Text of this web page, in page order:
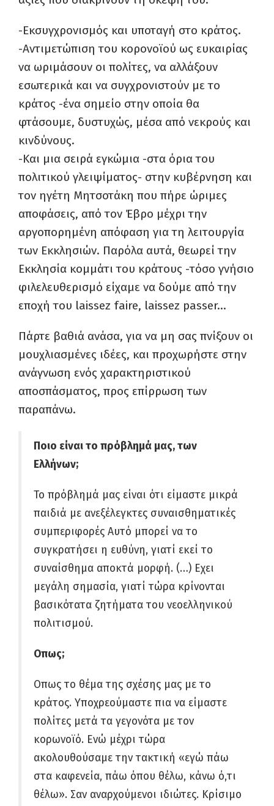
-Εκσυγχρονισμός και υποταγή στο κράτος.
-Αντιμετώπιση του κορονοϊού ως ευκαιρίας
να ωριμάσουν οι πολίτες, να αλλάξουν
εσωτερικά και να συγχρονιστούν με το
κράτος -ένα σημείο στην οποία θα
φτάσουμε, δυστυχώς, μέσα από νεκρούς και
κινδύνους.
-Και μια σειρά εγκώμια -στα όρια του
πολιτικού γλειψίματος- στην κυβέρνηση και
τον ηγέτη Μητσοτάκη που πήρε ώριμες
αποφάσεις, από τον Έβρο μέχρι την
αργοπορημένη απόφαση για τη λειτουργία
των Εκκλησιών. Παρόλα αυτά, θεωρεί την
Εκκλησία κομμάτι του κράτους -τόσο γνήσιο
φιλελευθερισμό είχαμε να δούμε από την
εποχή του laissez faire, laissez passer…
Πάρτε βαθιά ανάσα, για να μη σας πνίξουν οι
μουχλιασμένες ιδέες, και προχωρήστε στην
ανάγνωση ενός χαρακτηριστικού
αποσπάσματος, προς επίρρωση των
παραπάνω.
Ποιο είναι το πρόβλημά μας, των
Ελλήνων;
Το πρόβλημά μας είναι ότι είμαστε μικρά
παιδιά με ανεξέλεγκτες συναισθηματικές
συμπεριφορές Αυτό μπορεί να το
συγκρατήσει η ευθύνη, γιατί εκεί το
συναίσθημα αποκτά μορφή. (…) Εχει
μεγάλη σημασία, γιατί τώρα κρίνονται
βασικότατα ζητήματα του νεοελληνικού
πολιτισμού.
Οπως;
Οπως το θέμα της σχέσης μας με το
κράτος. Υποχρεούμαστε πια να είμαστε
πολίτες μετά τα γεγονότα με τον
κορωνοϊό. Ενώ μέχρι τώρα
ακολουθούσαμε την τακτική «εγώ πάω
στα καφενεία, πάω όπου θέλω, κάνω ό,τι
θέλω». Σαν αναρχούμενοι ιδιώτες. Κρίσιμο